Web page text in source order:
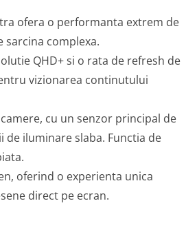
ofera o performanta extrem de
complexa.
QHD+ si o rata de refresh de
vizionarea continutului
cu un senzor principal de
de iluminare slaba. Functia de
oferind o experienta unica
direct pe ecran.